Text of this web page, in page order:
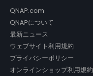
QNAP.com
QNAPについて
最新ニュース
ウェブサイト利用規約
プライバシーポリシー
オンラインショップ利用規約